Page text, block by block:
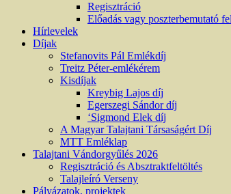
Regisztráció
Előadás vagy poszterbemutató
Hírlevelek
Díjak
Stefanovits Pál Emlékdíj
Treitz Péter-emlékérem
Kisdíjak
Kreybig Lajos díj
Egerszegi Sándor díj
‘Sigmond Elek díj
A Magyar Talajtani Társaságért Díj
MTT Emléklap
Talajtani Vándorgyűlés 2026
Regisztráció és Absztraktfeltöltés
Talajleíró Verseny
Pályázatok, projektek